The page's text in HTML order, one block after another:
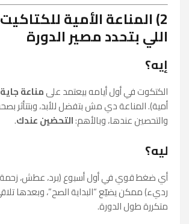
2) المناعة الأمية
اللي بتحدد مصير الدورة
إيه؟
الكتكوت في أول أيامه بيعتمد علىمناعة
أمية). المناعة دي مش بتفضل للأبد، وبتتأثر
والتحصين عندها، وبالأهم:التحضين عندك.
ليه؟
أي ضغط قوي في أول أسبوع (برد، عطش، زحمة،
رديء) ممكن يضيّع “البداية الصح”، وبعدها
متكررة طول الدورة.